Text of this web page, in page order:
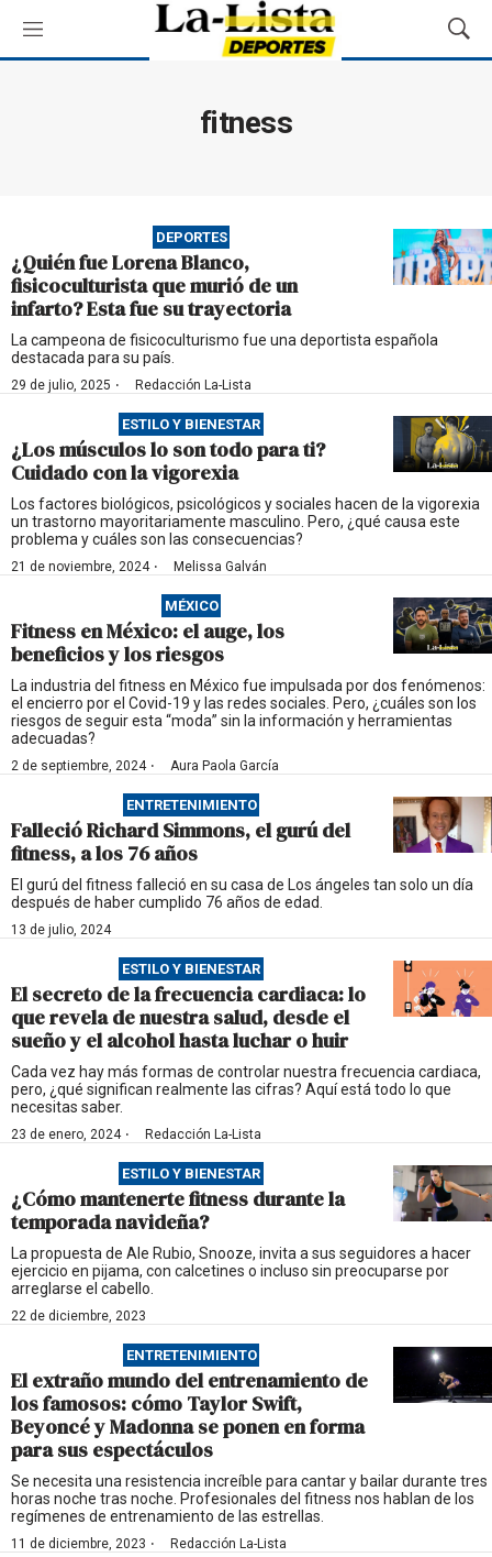
M
e
M
o
ú
s
q
u
fitness
DEPORTES
¿Quién fue Lorena Blanco,
fisicoculturista que murió de un
infarto? Esta fue su trayectoria
La campeona de fisicoculturismo fue una deportista española
destacada para su país.
29 de julio, 2025 · Redacción La-Lista
ESTILO Y BIENESTAR
¿Los músculos lo son todo para ti?
Cuidado con la vigorexia
Los factores biológicos, psicológicos y sociales hacen de la vigorexia
un trastorno mayoritariamente masculino. Pero, ¿qué causa este
problema y cuáles son las consecuencias?
21 de noviembre, 2024· Melissa Galván
MÉXICO
Fitness en México: el auge, los
beneficios y los riesgos
La industria del fitness en México fue impulsada por dos fenómenos:
el encierro por el Covid-19 y las redes sociales. Pero, ¿cuáles son los
riesgos de seguir esta “moda” sin la información y herramientas
adecuadas?
2 de septiembre, 2024· Aura Paola García
ENTRETENIMIENTO
Falleció Richard Simmons, el gurú del
fitness, a los 76 años
El gurú del fitness falleció en su casa de Los ángeles tan solo un día
después de haber cumplido 76 años de edad.
13 de julio, 2024
ESTILO Y BIENESTAR
El secreto de la frecuencia cardiaca: lo
que revela de nuestra salud, desde el
sueño y el alcohol hasta luchar o huir
Cada vez hay más formas de controlar nuestra frecuencia cardiaca,
pero, ¿qué significan realmente las cifras? Aquí está todo lo que
necesitas saber.
23 de enero, 2024· Redacción La-Lista
ESTILO Y BIENESTAR
¿Cómo mantenerte fitness durante la
temporada navideña?
La propuesta de Ale Rubio, Snooze, invita a sus seguidores a hacer
ejercicio en pijama, con calcetines o incluso sin preocuparse por
arreglarse el cabello.
22 de diciembre, 2023
ENTRETENIMIENTO
El extraño mundo del entrenamiento de
los famosos: cómo Taylor Swift,
Beyoncé y Madonna se ponen en forma
para sus espectáculos
Se necesita una resistencia increíble para cantar y bailar durante tres
horas noche tras noche. Profesionales del fitness nos hablan de los
regímenes de entrenamiento de las estrellas.
11 de diciembre, 2023 · Redacción La-Lista